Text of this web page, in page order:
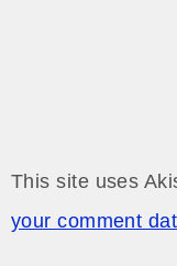
This site uses
your comment